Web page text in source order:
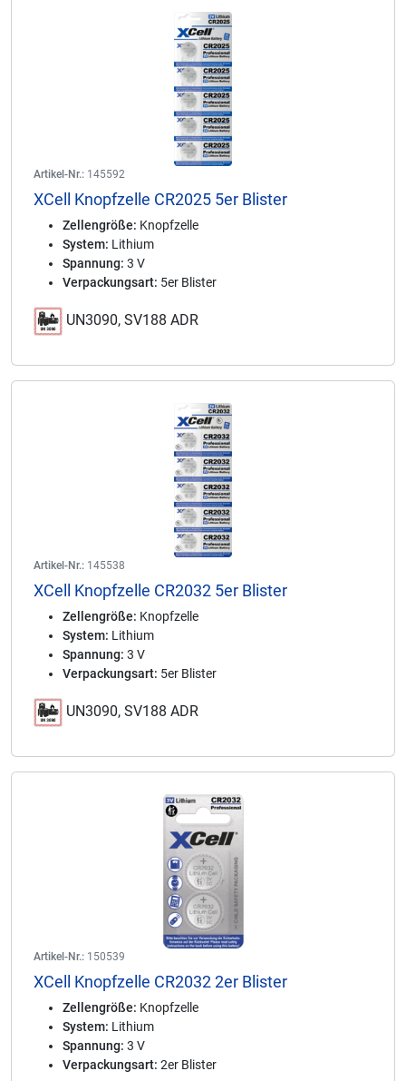
Artikel-Nr.: 145592
XCell Knopfzelle CR2025 5er Blister
Zellengröße: Knopfzelle
System: Lithium
Spannung: 3 V
Verpackungsart: 5er Blister
UN3090, SV188 ADR
Artikel-Nr.: 145538
XCell Knopfzelle CR2032 5er Blister
Zellengröße: Knopfzelle
System: Lithium
Spannung: 3 V
Verpackungsart: 5er Blister
UN3090, SV188 ADR
Artikel-Nr.: 150539
XCell Knopfzelle CR2032 2er Blister
Zellengröße: Knopfzelle
System: Lithium
Spannung: 3 V
Verpackungsart: 2er Blister